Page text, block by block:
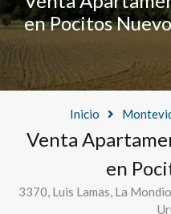
en Pocitos Nuevo
Inicio
Venta
en
3370, Luis Lamas, La